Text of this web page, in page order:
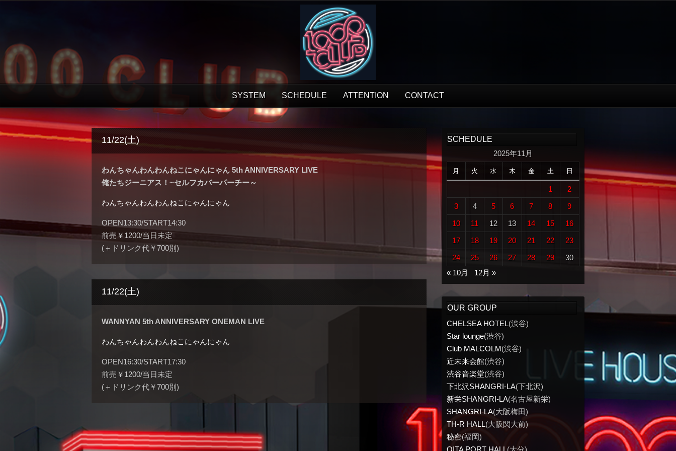
SYSTEM SCHEDULE ATTENTION CONTACT
11/22(土)
わんちゃんわんわんねこにゃんにゃん 5th ANNIVERSARY LIVE
俺たちジーニアス！~セルフカバーパーチー～
わんちゃんわんわんねこにゃんにゃん
OPEN13:30/START14:30
前売￥1200/当日未定
(＋ドリンク代￥700別)
11/22(土)
WANNYAN 5th ANNIVERSARY ONEMAN LIVE
わんちゃんわんわんねこにゃんにゃん
OPEN16:30/START17:30
前売￥1200/当日未定
(＋ドリンク代￥700別)
SCHEDULE
2025年11月
月 火 水 木 金 土 日
1
2
3
4 5 6 7 8
9
10
11 12 13 14 15
16
17
18 19 20 21 22
23
24
25 26 27 28 29
30
« 10月
12月 »
OUR GROUP
CHELSEA HOTEL(渋谷)
Star lounge(渋谷)
Club MALCOLM(渋谷)
近未来会館(渋谷)
渋谷音楽堂(渋谷)
下北沢SHANGRI-LA(下北沢)
新栄SHANGRI-LA(名古屋新栄)
SHANGRI-LA(大阪梅田)
TH-R HALL(大阪関大前)
秘密(福岡)
OITA PORT HALL (大分)